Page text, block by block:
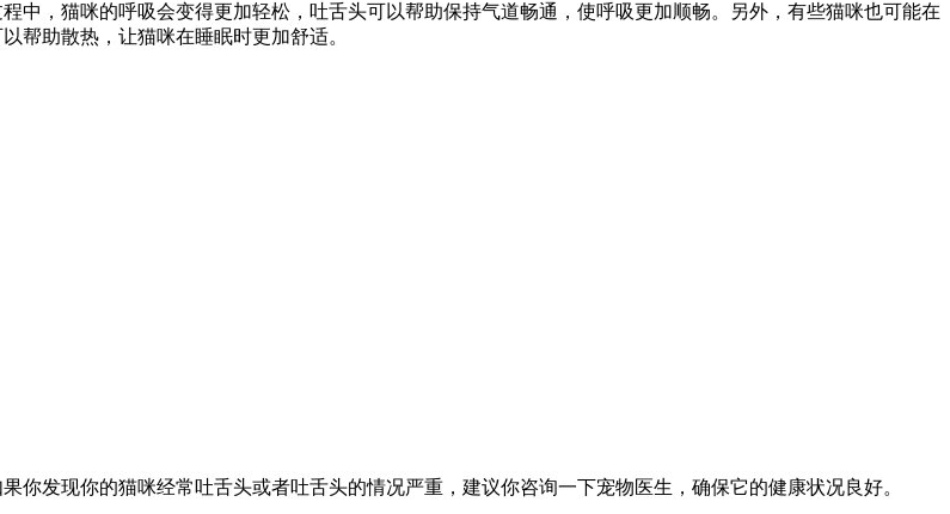
中，猫咪的呼吸会变得更加轻松，吐舌头可以帮助保持气道畅通，使呼吸更加顺畅。另外，有些猫咪也可能在
帮助散热，让猫咪在睡眠时更加舒适。
发现你的猫咪经常吐舌头或者吐舌头的情况严重，建议你咨询一下宠物医生，确保它的健康状况良好。